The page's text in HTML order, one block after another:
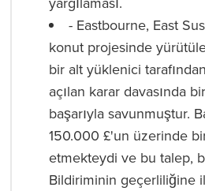
- Eastbourne, East
konut projesinde
bir alt yüklenici
açılan karar davasında
başarıyla savunmuştur.
150.000 £'un üzerinde
etmekteydi ve bu talep,
Bildiriminin geçerliliğine